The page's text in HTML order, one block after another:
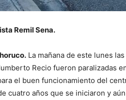
Remil Sena.
La mañana de este lunes
Recio fueron paralizadas
el buen funcionamiento del
cuatro años que se iniciaron y